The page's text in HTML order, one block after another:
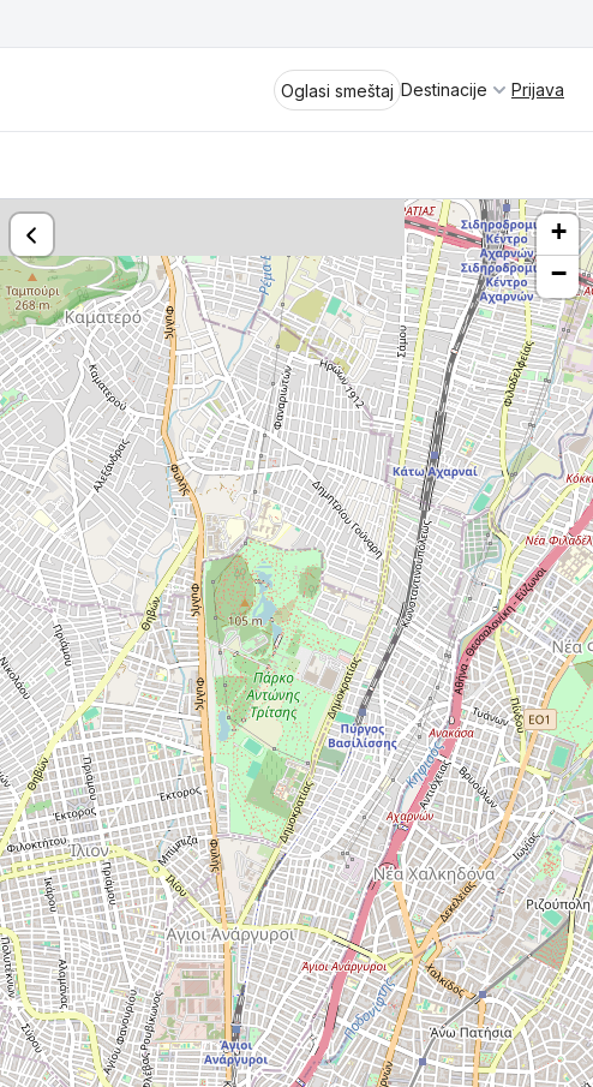
Oglasi smeštaj Destinacije
Divčibare
Vrnjačka Banja
Perućac
Kladovo
Aranđelovac
Šabac
Loznica
Sombor
Zaječar
Vrbas
Majdanpek
Ub
Donji Milanovac
Apatin
Palić
Spremite se za virtuelno putovanje
kroz jednu od najlepših zemalja
Evrope i sveta. Uživaćete u prikazima
planinskih masiva poput Tare i Šar-
planine, ali i u ravničarskim predelima
prostrane Vojvodine. Istraživanje
tradicije i kulturnog dobra Srbije
otkriće vam pravu narav srpskog
naroda, a slike lokalnih i tradicionalnih
specijaliteta osetićete i na svojim
nepcima.
Prijava
+
−